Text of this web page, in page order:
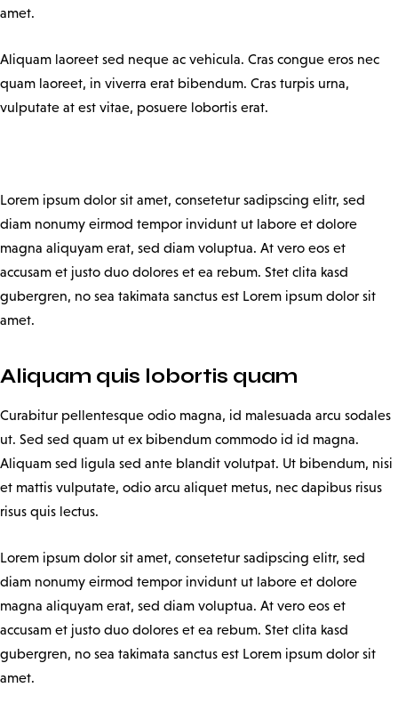
amet.
Aliquam laoreet sed neque ac vehicula. Cras congue eros nec
quam laoreet, in viverra erat bibendum. Cras turpis urna,
vulputate at est vitae, posuere lobortis erat.
Lorem ipsum dolor sit amet, consetetur sadipscing elitr, sed
diam nonumy eirmod tempor invidunt ut labore et dolore
magna aliquyam erat, sed diam voluptua. At vero eos et
accusam et justo duo dolores et ea rebum. Stet clita kasd
gubergren, no sea takimata sanctus est Lorem ipsum dolor sit
amet.
Aliquam quis lobortis quam
Curabitur pellentesque odio magna, id malesuada arcu sodales
ut. Sed sed quam ut ex bibendum commodo id id magna.
Aliquam sed ligula sed ante blandit volutpat. Ut bibendum, nisi
et mattis vulputate, odio arcu aliquet metus, nec dapibus risus
risus quis lectus.
Lorem ipsum dolor sit amet, consetetur sadipscing elitr, sed
diam nonumy eirmod tempor invidunt ut labore et dolore
magna aliquyam erat, sed diam voluptua. At vero eos et
accusam et justo duo dolores et ea rebum. Stet clita kasd
gubergren, no sea takimata sanctus est Lorem ipsum dolor sit
amet.